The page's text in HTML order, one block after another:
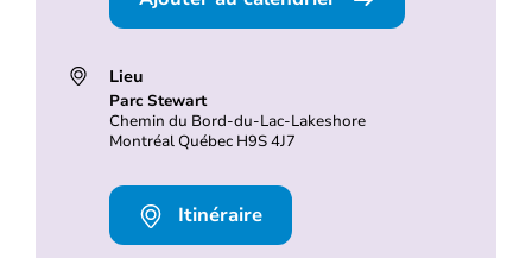
Lieu
Parc Stewart
Chemin du Bord-du-Lac-Lakeshore
Montréal Québec H9S 4J7
Itinéraire